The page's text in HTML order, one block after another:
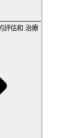
評估和 治療